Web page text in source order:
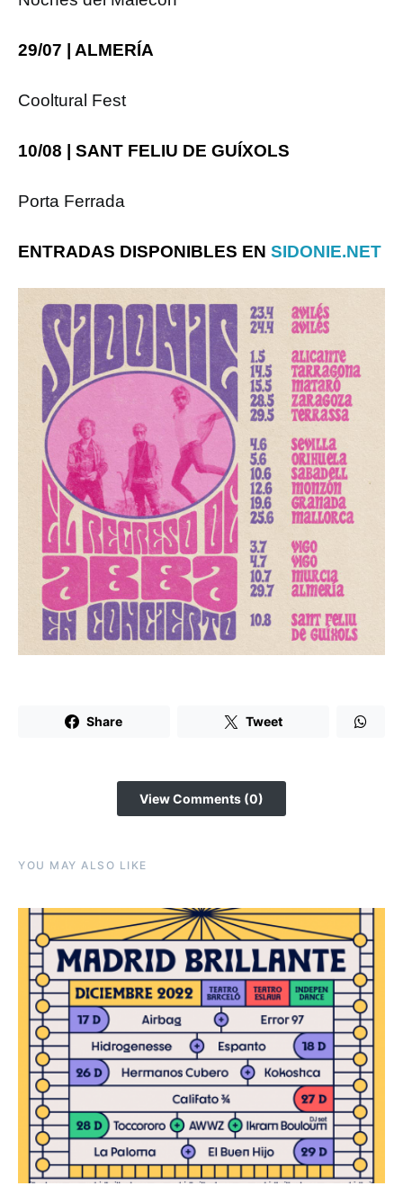
29/07 | ALMERÍA
Cooltural Fest
10/08 | SANT FELIU DE GUÍXOLS
Porta Ferrada
ENTRADAS DISPONIBLES EN SIDONIE.NET
Share Tweet
View Comments (0)
YOU MAY ALSO LIKE